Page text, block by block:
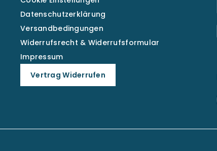
Datenschutzerklärung
Versandbedingungen
Widerrufsrecht & Widerrufsformular
Impressum
Vertrag Widerrufen